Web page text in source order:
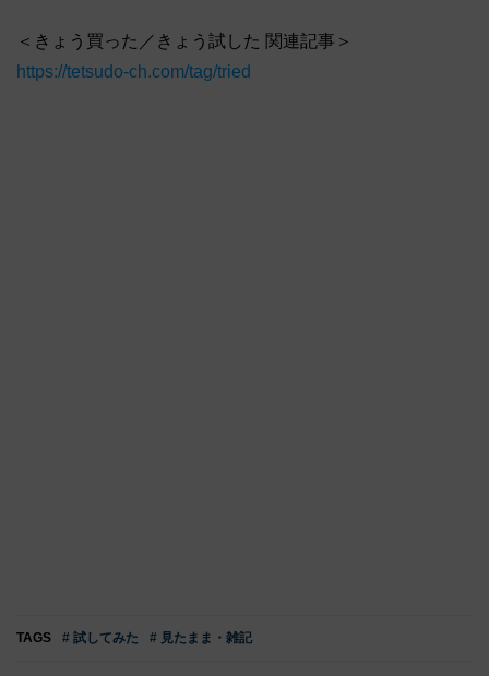
＜きょう買った／きょう試した 関連記事＞
https://tetsudo-ch.com/tag/tried
TAGS # 試してみた # 見たまま・雑記